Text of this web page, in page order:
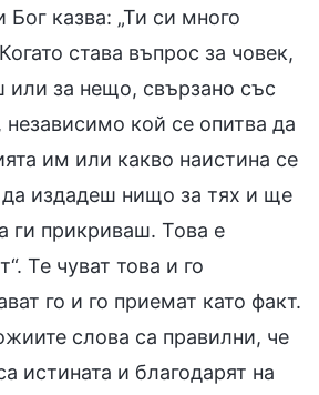
Бог казва: „Ти си много
става въпрос за човек,
или за нещо, свързано със
независимо кой се опитва да
им или какво наистина се
издадеш нищо за тях и ще
ги прикриваш. Това е
Те чуват това и го
го и го приемат като факт.
слова са правилни, че
истината и благодарят на